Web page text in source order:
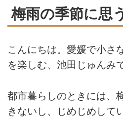
梅雨の季節に思
こんにちは。愛媛で小さ
を楽しむ、池田じゅんみ
都市暮らしのときには、
きないし、じめじめして